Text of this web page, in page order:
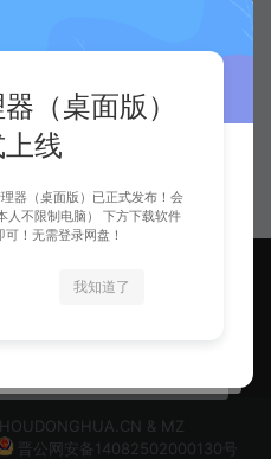
& MZ
晋公网安备14082502000130号
（桌面版）
线
器（桌面版）已正式发布！会
人不限制电脑） 下方下载软件
！无需登录网盘！
我知道了